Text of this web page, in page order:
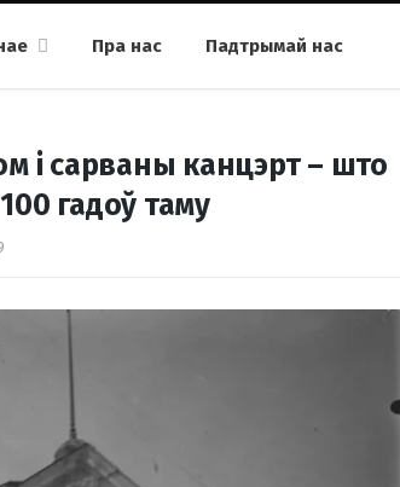
Пра нас
Падтрымай нас
і сарваны канцэрт – што
гадоў таму